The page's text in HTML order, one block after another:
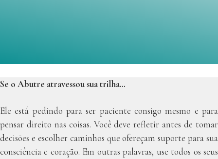
Se o Abutre atravessou sua trilha…
Ele está pedindo para ser paciente consigo mesmo e para
pensar direito nas coisas. Você deve refletir antes de tomar
decisões e escolher caminhos que ofereçam suporte para sua
consciência e coração. Em outras palavras, use todos os seus